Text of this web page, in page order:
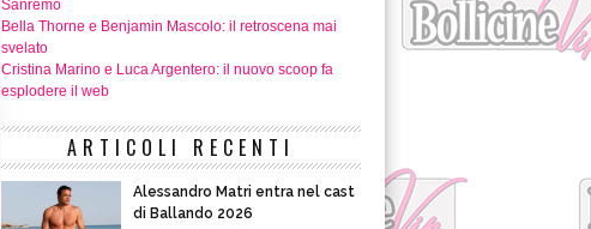
Sanremo
Bella Thorne e Benjamin Mascolo: il retroscena mai
svelato
Cristina Marino e Luca Argentero: il nuovo scoop fa
esplodere il web
ARTICOLI RECENTI
Alessandro Matri entra nel cast
di Ballando 2026